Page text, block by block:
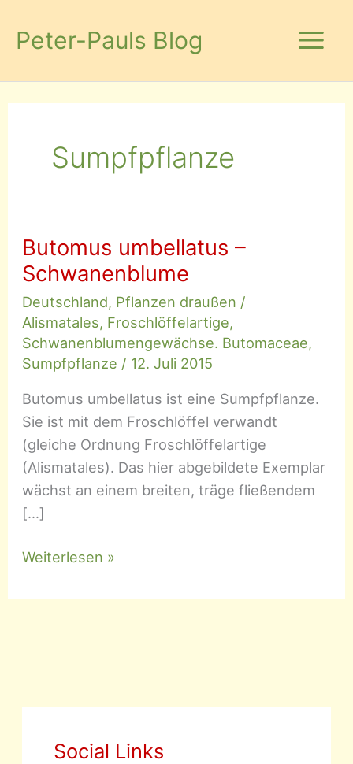
InhaltPeter-Pauls Blog
Sumpfpflanze
Butomus umbellatus –
Schwanenblume
Deutschland, Pflanzen draußen /
Alismatales, Froschlöffelartige,
Schwanenblumengewächse. Butomaceae,
Sumpfpflanze / 12. Juli 2015
Butomus umbellatus ist eine Sumpfpflanze.
Sie ist mit dem Froschlöffel verwandt
(gleiche Ordnung Froschlöffelartige
(Alismatales). Das hier abgebildete Exemplar
wächst an einem breiten, träge fließendem
[…]
Butomus
–
Weiterlesen »
Social Links